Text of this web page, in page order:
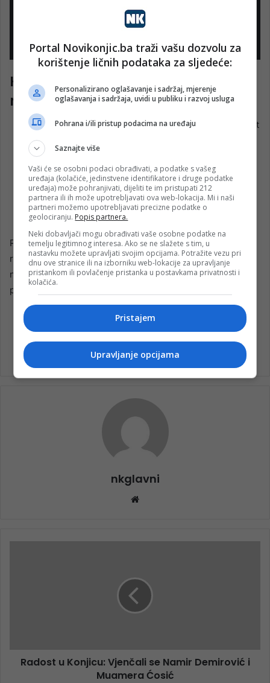
priliku da budu najveće zvijezde“,
poručuju organizatori.
Ključne informacije na jednom
mjestu:
Događaj:Logopat Puzijada 2026 (Konjic Summer Fest
– Family Day)
Datum:
Lokacija:Partizanovo igralište, Konjic
Vrijeme: 19:00 sati
Broj učesnika:15 beba (prijave se otvaraju uskoro)
Pripremite bodrilačke rekvizite, naoružajte se dobrim
raspoloženjem i podržite naše najmlađe sugrađane u
njihovim prvim sportskim koracima (ili bolje rečeno –
puzajima)!
nkglavni
Radost u Konjicu: Vjenčali se Namir Demirović i
Muamera Ćosić
Portal Novikonjic.ba traži vašu dozvolu za
korištenje ličnih podataka za sljedeće:
Personalizirano oglašavanje i sadržaj, mjerenje
oglašavanja i sadržaja, uvidi u publiku i razvoj usluga
Pohrana i/ili pristup podacima na uređaju
Saznajte više
Vaši će se osobni podaci obrađivati, a podatke s vašeg
uređaja (kolačiće, jedinstvene identifikatore i druge podatke
uređaja) može pohranjivati, dijeliti te im pristupati 212
partnera ili ih može upotrebljavati ova web-lokacija. Mi i naši
partneri možemo upotrebljavati precizne podatke o
geolociranju. Popis partnera.
Neki dobavljači mogu obrađivati vaše osobne podatke na
temelju legitimnog interesa. Ako se ne slažete s tim, u
nastavku možete upravljati svojim opcijama. Potražite vezu pri
dnu ove stranice ili na izborniku web-lokacije za upravljanje
pristankom ili povlačenje pristanka u postavkama privatnosti i
kolačića.
Pristajem
Upravljanje opcijama